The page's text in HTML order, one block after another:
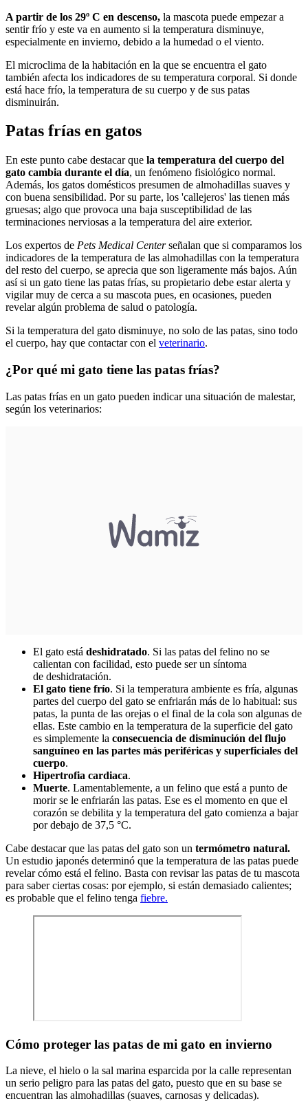
A partir de los 29º C en descenso, la mascota puede empezar a
sentir frío y este va en aumento si la temperatura disminuye,
especialmente en invierno, debido a la humedad o el viento.
El microclima de la habitación en la que se encuentra el gato
también afecta los indicadores de su temperatura corporal. Si donde
está hace frío, la temperatura de su cuerpo y de sus patas
disminuirán.
Patas frías en gatos
En este punto cabe destacar que la temperatura del cuerpo del
gato cambia durante el día, un fenómeno fisiológico normal.
Además, los gatos domésticos presumen de almohadillas suaves y
con buena sensibilidad. Por su parte, los 'callejeros' las tienen más
gruesas; algo que provoca una baja susceptibilidad de las
terminaciones nerviosas a la temperatura del aire exterior.
Los expertos de Pets Medical Centerseñalan que si comparamos los
indicadores de la temperatura de las almohadillas con la temperatura
del resto del cuerpo, se aprecia que son ligeramente más bajos. Aún
así si un gato tiene las patas frías, su propietario debe estar alerta y
vigilar muy de cerca a su mascota pues, en ocasiones, pueden
revelar algún problema de salud o patología.
Si la temperatura del gato disminuye, no solo de las patas, sino todo
el cuerpo, hay que contactar con el veterinario.
¿Por qué mi gato tiene las patas frías?
Las patas frías en un gato pueden indicar una situación de malestar,
según los veterinarios:
El gato está deshidratado. Si las patas del felino no se
calientan con facilidad, esto puede ser un síntoma
de deshidratación.
El gato tiene frío. Si la temperatura ambiente es fría, algunas
partes del cuerpo del gato se enfriarán más de lo habitual: sus
patas, la punta de las orejas o el final de la cola son algunas de
ellas. Este cambio en la temperatura de la superficie del gato
es simplemente la consecuencia de disminución del flujo
sanguíneo en las partes más periféricas y superficiales del
cuerpo.
Hipertrofia cardiaca.
Muerte. Lamentablemente, a un felino que está a punto de
morir se le enfriarán las patas. Ese es el momento en que el
corazón se debilita y la temperatura del gato comienza a bajar
por debajo de 37,5 °C.
Cabe destacar que las patas del gato son un termómetro natural.
Un estudio japonés determinó que la temperatura de las patas puede
revelar cómo está el felino. Basta con revisar las patas de tu mascota
para saber ciertas cosas: por ejemplo, si están demasiado calientes;
es probable que el felino tenga fiebre.
Cómo proteger las patas de mi gato en invierno
La nieve, el hielo o la sal marina esparcida por la calle representan
un serio peligro para las patas del gato, puesto que en su base se
encuentran las almohadillas (suaves, carnosas y delicadas).